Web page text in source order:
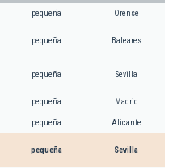
pequeña Orense
pequeña Baleares
pequeña Sevilla
pequeña Madrid
pequeña Alicante
pequeña Sevilla